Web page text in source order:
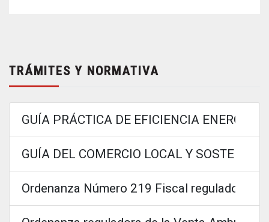
TRÁMITES Y NORMATIVA
GUÍA PRÁCTICA DE EFICIENCIA
GUÍA DEL COMERCIO LOCAL Y
Ordenanza Número 219 Fiscal reguladora